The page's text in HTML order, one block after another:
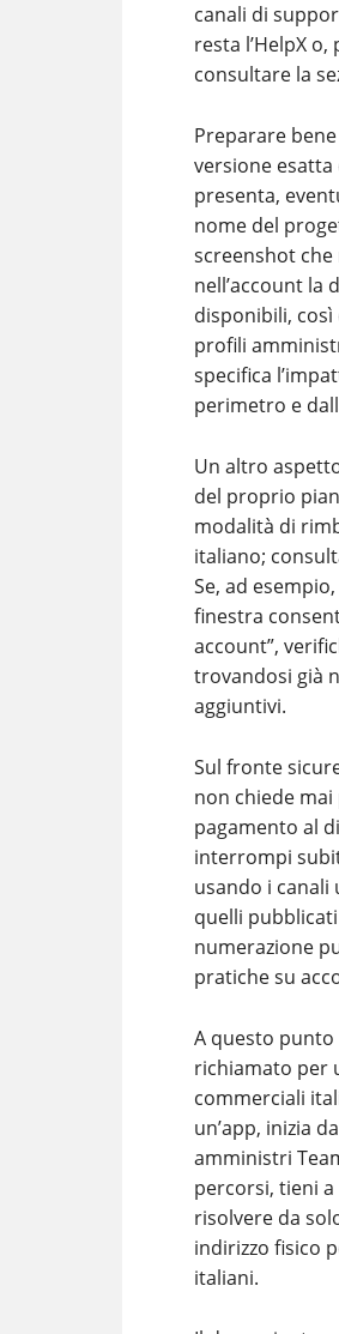
canali di
resta l’HelpX
consultare la
Preparare
versione
presenta,
nome del
screenshot
nell’account la
disponibili,
profili
specifica
perimetro e
Un altro
del proprio
modalità di
italiano;
Se, ad
finestra
account”,
trovandosi già
aggiuntivi.
Sul fronte
non chiede mai
pagamento al
interrompi
usando i
quelli
numerazione
pratiche su
A questo punto
richiamato per
commerciali
un’app, inizia da
amministri
percorsi, tieni
risolvere da
indirizzo fisico
italiani.